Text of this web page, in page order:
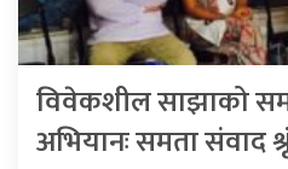
विवेकशील साझाको
अभियानः समता संवाद